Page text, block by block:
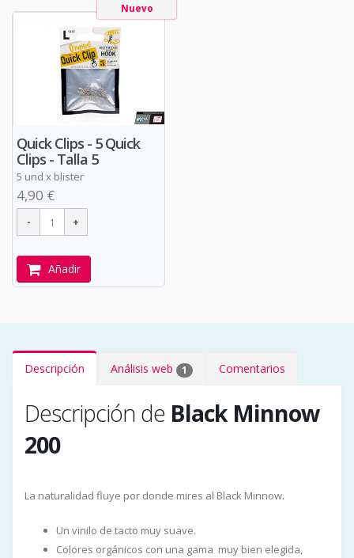
Nuevo
Quick Clips - 5 Quick
Clips - Talla 5
5 und x blister
4,90 €
Añadir
Descripción Análisis web 1 Comentarios
Descripción de Black Minnow
200
La naturalidad fluye por donde mires al Black Minnow.
Un vinilo de tacto muy suave.
Colores orgánicos con una gama muy bien elegida,